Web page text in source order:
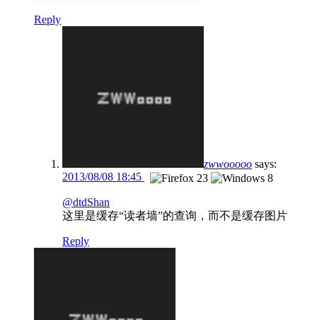
Reply
zwwooooo says:
2013/08/08 18:45
@dtdShan
这里是缓存“读者墙”的查询，而不是缓存图片
Reply